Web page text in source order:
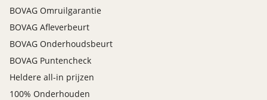
BOVAG Omruilgarantie
BOVAG Afleverbeurt
BOVAG Onderhoudsbeurt
BOVAG Puntencheck
Heldere all-in prijzen
100% Onderhouden